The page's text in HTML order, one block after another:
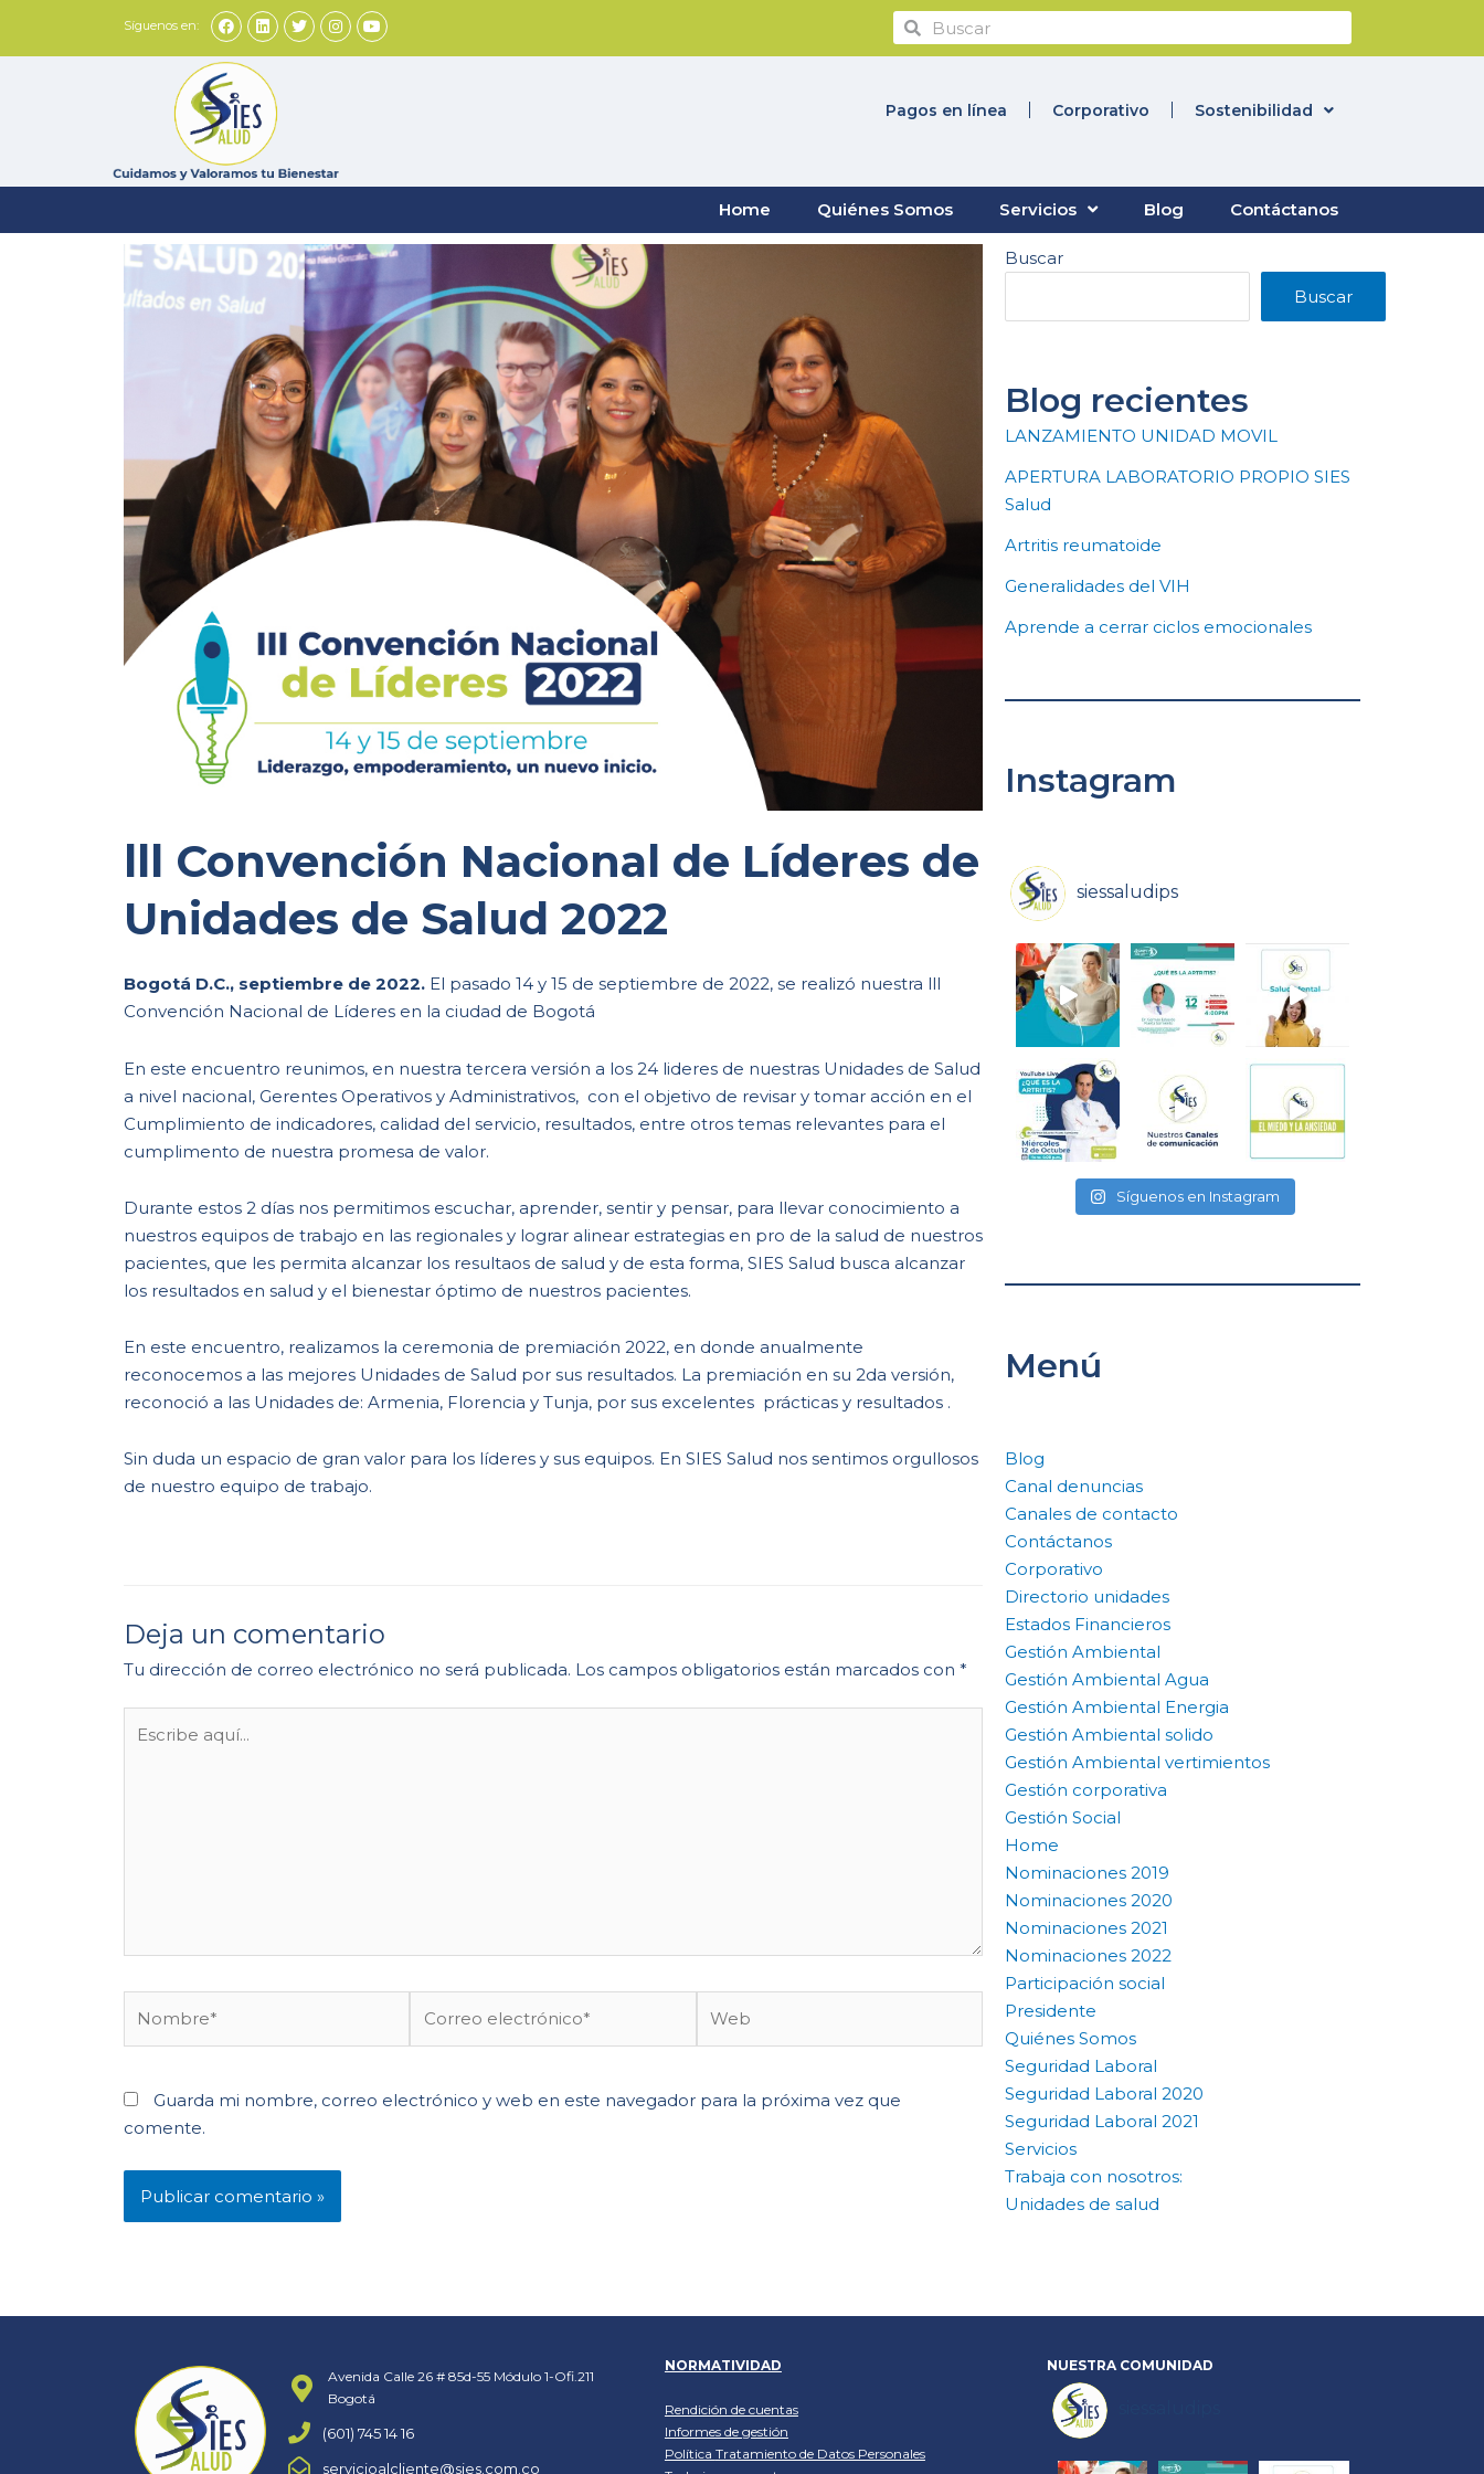
Síguenos en:
Pagos en línea Corporativo Sostenibilidad
Home Quiénes Somos Servicios Blog Contáctanos
lll Convención Nacional de Líderes de
Unidades de Salud 2022
Bogotá D.C., septiembre de 2022. El pasado 14 y 15 de septiembre de 2022, se realizó nuestra lll
Convención Nacional de Líderes en la ciudad de Bogotá
En este encuentro reunimos, en nuestra tercera versión a los 24 lideres de nuestras Unidades de Salud
a nivel nacional, Gerentes Operativos y Administrativos, con el objetivo de revisar y tomar acción en el
Cumplimiento de indicadores, calidad del servicio, resultados, entre otros temas relevantes para el
cumplimento de nuestra promesa de valor.
Durante estos 2 días nos permitimos escuchar, aprender, sentir y pensar, para llevar conocimiento a
nuestros equipos de trabajo en las regionales y lograr alinear estrategias en pro de la salud de nuestros
pacientes, que les permita alcanzar los resultaos de salud y de esta forma, SIES Salud busca alcanzar
los resultados en salud y el bienestar óptimo de nuestros pacientes.
En este encuentro, realizamos la ceremonia de premiación 2022, en donde anualmente
reconocemos a las mejores Unidades de Salud por sus resultados. La premiación en su 2da versión,
reconoció a las Unidades de: Armenia, Florencia y Tunja, por sus excelentes prácticas y resultados .
Sin duda un espacio de gran valor para los líderes y sus equipos. En SIES Salud nos sentimos orgullosos
de nuestro equipo de trabajo.
Deja un comentario
Tu dirección de correo electrónico no será publicada. Los campos obligatorios están marcados con *
Guarda mi nombre, correo electrónico y web en este navegador para la próxima vez que
comente.
Buscar
Buscar
Blog recientes
LANZAMIENTO UNIDAD MOVIL
APERTURA LABORATORIO PROPIO SIES
Salud
Artritis reumatoide
Generalidades del VIH
Aprende a cerrar ciclos emocionales
Instagram
siessaludips
Síguenos en Instagram
Menú
Blog
Canal denuncias
Canales de contacto
Contáctanos
Corporativo
Directorio unidades
Estados Financieros
Gestión Ambiental
Gestión Ambiental Agua
Gestión Ambiental Energia
Gestión Ambiental solido
Gestión Ambiental vertimientos
Gestión corporativa
Gestión Social
Home
Nominaciones 2019
Nominaciones 2020
Nominaciones 2021
Nominaciones 2022
Participación social
Presidente
Quiénes Somos
Seguridad Laboral
Seguridad Laboral 2020
Seguridad Laboral 2021
Servicios
Trabaja con nosotros:
Unidades de salud
Avenida Calle 26 # 85d-55 Módulo 1-Ofi.211
Bogotá
(601) 745 14 16
servicioalcliente@sies.com.co
NORMATIVIDAD
Rendición de cuentas
Informes de gestión
Política Tratamiento de Datos Personales
NUESTRA COMUNIDAD